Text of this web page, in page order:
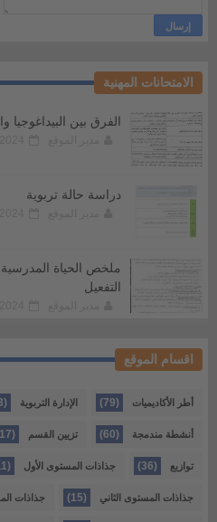
الامتحانات المهنية
الفرق بين البيداغوجيا
دراسة حالة تربوية
ملخص الحياة
التفعيل
اقسام الموقع
أطر الأكاديميات (79) الإدارة التربوية
أنشطة مندمجة (60) تزيين القسم
توازيع (36) جذاذات المستوى الأول
جذاذات المستوى الثاني (15) جذاذات